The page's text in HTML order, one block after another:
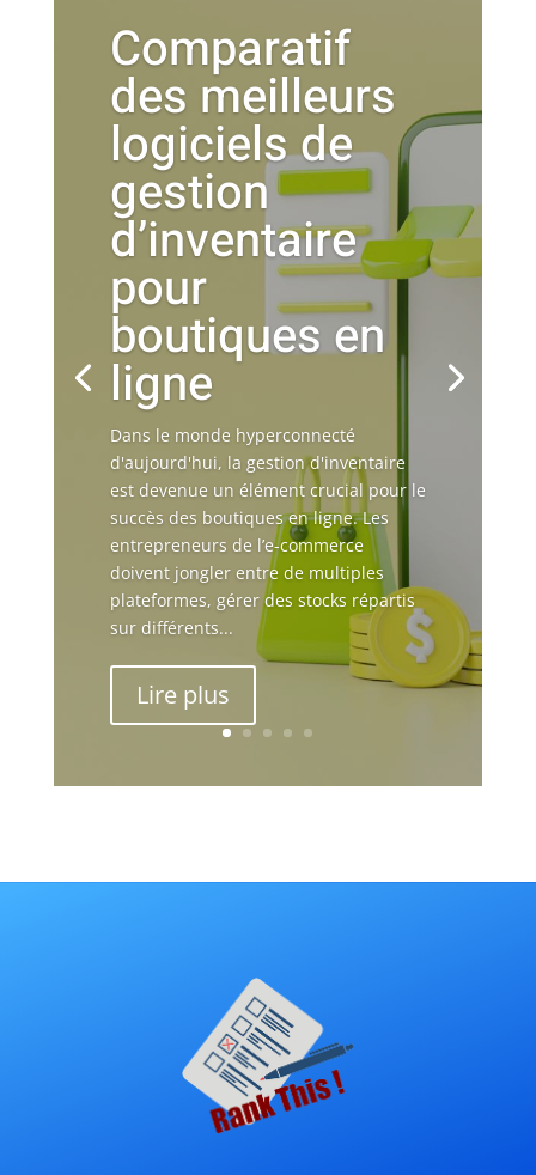
Comparatif
des meilleurs
logiciels de
gestion
d’inventaire
pour
boutiques en
ligne
Dans le monde hyperconnecté
d'aujourd'hui, la gestion d'inventaire
est devenue un élément crucial pour le
succès des boutiques en ligne. Les
entrepreneurs de l’e-commerce
doivent jongler entre de multiples
plateformes, gérer des stocks répartis
sur différents...
Lire plus